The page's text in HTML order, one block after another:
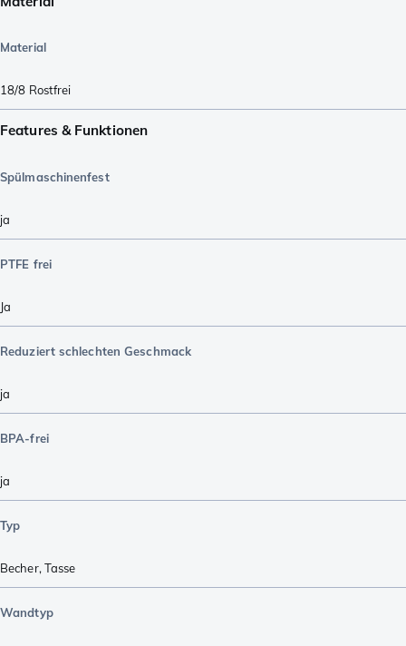
Material
18/8 Rostfrei
Features & Funktionen
Spülmaschinenfest
ja
PTFE frei
Ja
Reduziert schlechten Geschmack
ja
BPA-frei
ja
Typ
Becher, Tasse
Wandtyp